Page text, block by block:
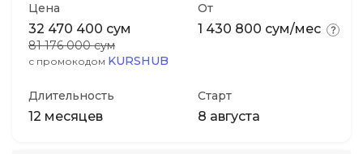
Цена
32 470 400 сум
81 176 000 сум
с промокодом KURSHUB
От
1 430 800 сум/мес
Длительность
12 месяцев
Старт
8 августа